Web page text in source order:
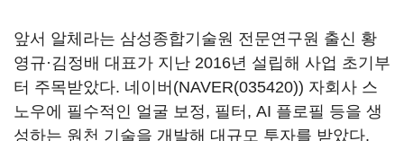
앞서 알체라는 삼성종합기술원 전문연구원 출신 황
영규·김정배 대표가 지난 2016년 설립해 사업 초기부
터 주목받았다. 네이버(NAVER(035420)) 자회사 스
노우에 필수적인 얼굴 보정, 필터, AI 플로필 등을 생
성하는 원천 기술을 개발해 대규모 투자를 받았다.